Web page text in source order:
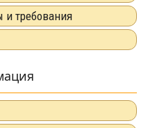
и требования